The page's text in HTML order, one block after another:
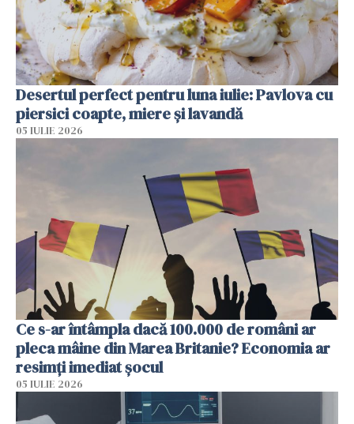
Desertul perfect pentru luna iulie: Pavlova cu
piersici coapte, miere și lavandă
05 IULIE 2026
Ce s-ar întâmpla dacă 100.000 de români ar
pleca mâine din Marea Britanie? Economia ar
resimți imediat șocul
05 IULIE 2026